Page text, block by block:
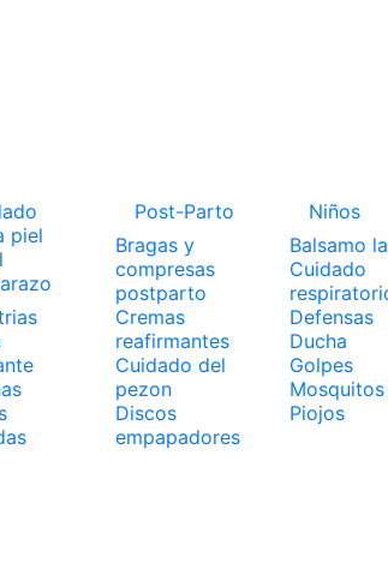
piel
Post-Parto
Bragas y
compresas
postparto
Cremas
reafirmantes
Cuidado del
pezon
Discos
empapadores
Niños
Balsamo
Cuidado
Defensas
Ducha
Golpes
Mosquitos
Piojos